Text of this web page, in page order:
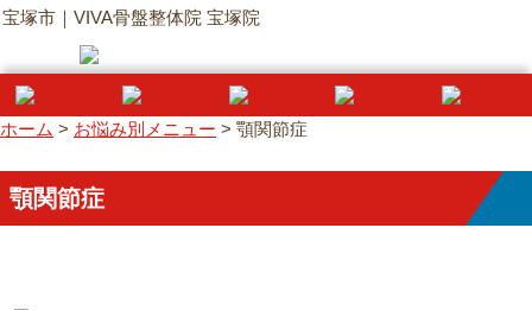
宝塚市｜VIVA骨盤整体院 宝塚院
ホーム > お悩み別メニュー > 顎関節症
顎関節症